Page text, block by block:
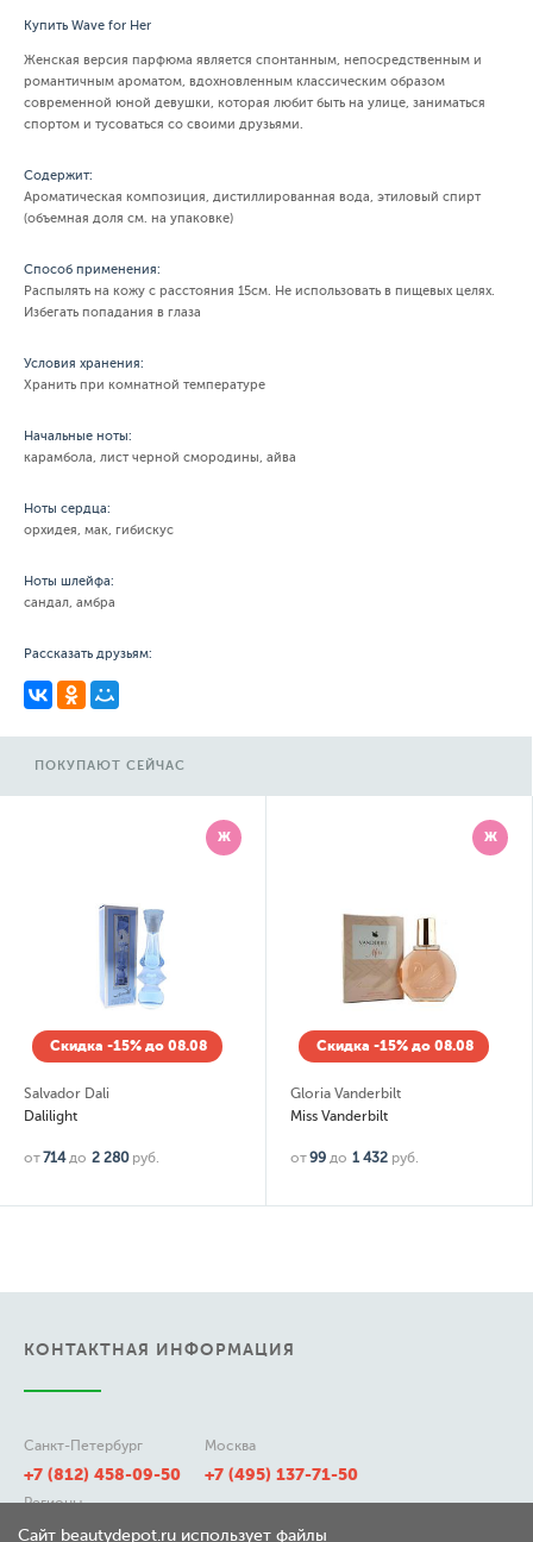
Купить Wave for Her
Женская версия парфюма является спонтанным, непосредственным и
романтичным ароматом, вдохновленным классическим образом
современной юной девушки, которая любит быть на улице, заниматься
спортом и тусоваться со своими друзьями.
Содержит:
Ароматическая композиция, дистиллированная вода, этиловый спирт
(объемная доля см. на упаковке)
Способ применения:
Распылять на кожу с расстояния 15см. Не использовать в пищевых целях.
Избегать попадания в глаза
Условия хранения:
Хранить при комнатной температуре
Начальные ноты:
карамбола, лист черной смородины, айва
Ноты сердца:
орхидея, мак, гибискус
Ноты шлейфа:
сандал, амбра
Рассказать друзьям:
ПОКУПАЮТ СЕЙЧАС
Скидка -15% до 08.08
Gloria Vanderbilt
от 99 до1 432
Скидка -15% до
Lacoste
Lacoste Essential
от148 до
КОНТАКТНАЯ ИНФОРМАЦИЯ
Санкт-Петербург
+7 (812) 458-09-50
Москва
+7 (495) 137-71-50
Регионы
8 (800) 511-21-50
Сайт beautydepot.ru использует файлы